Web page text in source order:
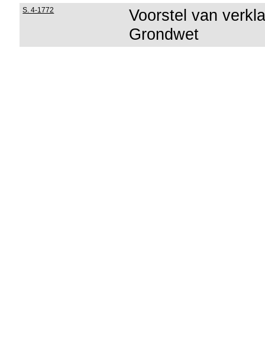
S. 4-1772
Voorstel van
Grondwet